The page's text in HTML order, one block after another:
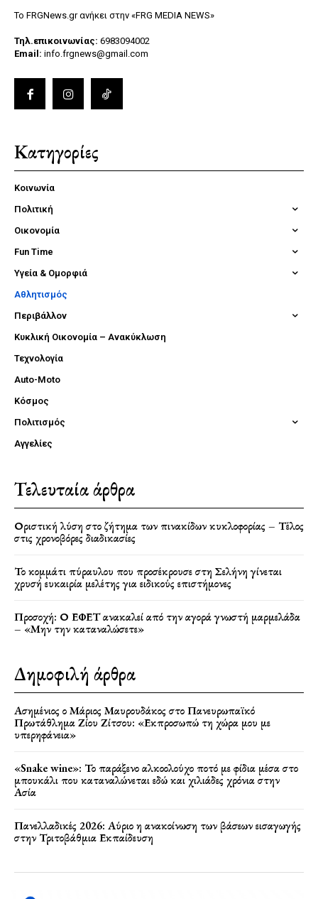
Το FRGNews.gr ανήκει στην «FRG MEDIA NEWS»
Τηλ.επικοινωνίας: 6983094002
Email: info.frgnews@gmail.com
Κατηγορίες
Κοινωνία
Πολιτική
Οικονομία
Fun Time
Υγεία & Ομορφιά
Αθλητισμός
Περιβάλλον
Κυκλική Οικονομία – Ανακύκλωση
Τεχνολογία
Auto-Moto
Κόσμος
Πολιτισμός
Αγγελίες
Τελευταία άρθρα
Οριστική λύση στο ζήτημα των πινακίδων κυκλοφορίας – Τέλος
στις χρονοβόρες διαδικασίες
Το κομμάτι πύραυλου που προσέκρουσε στη Σελήνη γίνεται
χρυσή ευκαιρία μελέτης για ειδικούς επιστήμονες
Προσοχή: Ο ΕΦΕΤ ανακαλεί από την αγορά γνωστή μαρμελάδα
– «Μην την καταναλώσετε»
Δημοφιλή άρθρα
Ασημένιος ο Μάριος Μαυρουδάκος στο Πανευρωπαϊκό
Πρωτάθλημα Ζίου Ζίτσου: «Εκπροσωπώ τη χώρα μου με
υπερηφάνεια»
«Snake wine»: Το παράξενο αλκοολούχο ποτό με φίδια μέσα στο
μπουκάλι που καταναλώνεται εδώ και χιλιάδες χρόνια στην
Ασία
Πανελλαδικές 2026: Αύριο η ανακοίνωση των βάσεων εισαγωγής
στην Τριτοβάθμια Εκπαίδευση